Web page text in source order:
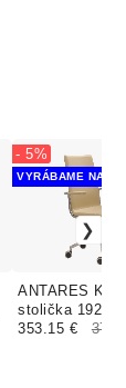
ANTARES
stolička 1920
ALU čalúnenie
VYRÁBAME NA
- 5%
353.15 €